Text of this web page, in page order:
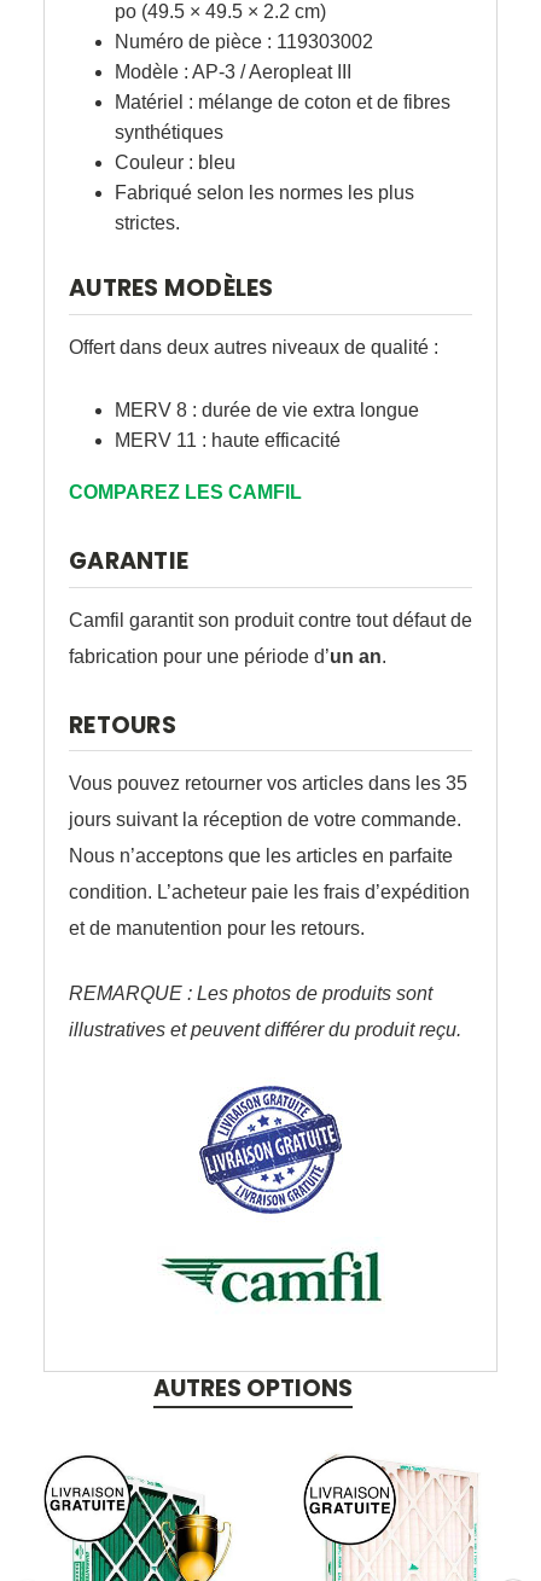
po (49.5 × 49.5 × 2.2 cm)
Numéro de pièce : 119303002
Modèle : AP-3 / Aeropleat III
Matériel : mélange de coton et de fibres
synthétiques
Couleur : bleu
Fabriqué selon les normes les plus
strictes.
AUTRES MODÈLES
Offert dans deux autres niveaux de qualité :
MERV 8 : durée de vie extra longue
MERV 11 : haute efficacité
COMPAREZ LES CAMFIL
GARANTIE
Camfil garantit son produit contre tout défaut de
fabrication pour une période d’un an.
RETOURS
Vous pouvez retourner vos articles dans les 35
jours suivant la réception de votre commande.
Nous n’acceptons que les articles en parfaite
condition. L’acheteur paie les frais d’expédition
et de manutention pour les retours.
REMARQUE : Les photos de produits sont
illustratives et peuvent différer du produit reçu.
AUTRES OPTIONS